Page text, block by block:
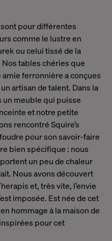
pour différentes
comme le lustre en
ou celui tissé de la
tables chéries que
amie ferronnière a conçues
artisan de talent. Dans la
un meuble qui puisse
et notre petite
rencontré Squire’s
pour son savoir-faire
bien spécifique : nous
un peu de chaleur
Nous avons découvert
et, très vite, l’envie
imposée. Est née de cet
hommage à la maison de
pour cet